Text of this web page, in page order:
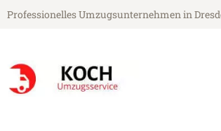
Professionelles Umzugsunternehmen in